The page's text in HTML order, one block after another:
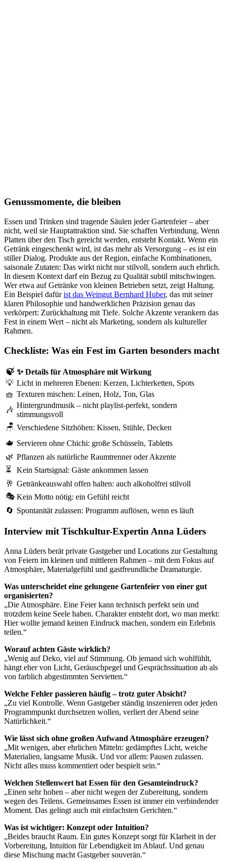
Genussmomente, die bleiben
Essen und Trinken sind tragende Säulen jeder Gartenfeier – aber
nicht, weil sie Hauptattraktion sind. Sie schaffen Verbindung. Wenn
Platten über den Tisch gereicht werden, entsteht Kontakt. Wenn ein
Getränk eingeschenkt wird, ist das mehr als Versorgung – es ist ein
stiller Dialog. Produkte aus der Region, einfache Kombinationen,
saisonale Zutaten: Das wirkt nicht nur stilvoll, sondern auch ehrlich.
In diesem Kontext darf ein Bezug zu Qualität subtil mitschwingen.
Wer etwa auf Getränke von kleinen Betrieben setzt, zeigt Haltung.
Ein Beispiel dafürist das Weingut Bernhard Huber, das mit seiner
klaren Philosophie und handwerklichen Präzision genau das
verkörpert: Zurückhaltung mit Tiefe. Solche Akzente verankern das
Fest in einem Wert – nicht als Marketing, sondern als kultureller
Rahmen.
Checkliste: Was ein Fest im Garten besonders macht
🍃 ✨ Details für Atmosphäre mit Wirkung
💡 Licht in mehreren Ebenen: Kerzen, Lichterketten, Spots
🧺 Texturen mischen: Leinen, Holz, Ton, Glas
🎶
Hintergrundmusik – nicht playlist-perfekt, sondern
stimmungsvoll
🪑 Verschiedene Sitzhöhen: Kissen, Stühle, Decken
🫖 Servieren ohne Chichi: große Schüsseln, Tabletts
🌿 Pflanzen als natürliche Raumtrenner oder Akzente
⏳
Kein Startsignal: Gäste ankommen lassen
🥂 Getränkeauswahl offen halten: auch alkoholfrei stilvoll
🎭 Kein Motto nötig: ein Gefühl reicht
🔄 Spontanität zulassen: Programm auflösen, wenn es läuft
Interview mit Tischkultur-Expertin Anna Lüders
Anna Lüders berät private Gastgeber und Locations zur Gestaltung
von Feiern im kleinen und mittleren Rahmen – mit dem Fokus auf
Atmosphäre, Materialgefühl und gastfreundliche Dramaturgie.
Was unterscheidet eine gelungene Gartenfeier von einer gut
organisierten?
„Die Atmosphäre. Eine Feier kann technisch perfekt sein und
trotzdem keine Seele haben. Charakter entsteht dort, wo man merkt:
Hier wollte jemand keinen Eindruck machen, sondern ein Erlebnis
teilen.“
Worauf achten Gäste wirklich?
„Wenig auf Deko, viel auf Stimmung. Ob jemand sich wohlfühlt,
hängt eher von Licht, Geräuschpegel und Gesprächssituation ab als
von farblich abgestimmten Servietten.“
Welche Fehler passieren häufig – trotz guter Absicht?
„Zu viel Kontrolle. Wenn Gastgeber ständig inszenieren oder jeden
Programmpunkt durchsetzen wollen, verliert der Abend seine
Natürlichkeit.“
Wie lässt sich ohne großen Aufwand Atmosphäre erzeugen?
„Mit wenigen, aber ehrlichen Mitteln: gedämpftes Licht, weiche
Materialien, langsame Musik. Und vor allem: Pausen zulassen.
Nicht alles muss kommentiert oder bespielt sein.“
Welchen Stellenwert hat Essen für den Gesamteindruck?
„Einen sehr hohen – aber nicht wegen der Zubereitung, sondern
wegen des Teilens. Gemeinsames Essen ist immer ein verbindender
Moment. Das gelingt auch mit einfachsten Gerichten.“
Was ist wichtiger: Konzept oder Intuition?
„Beides braucht Raum. Ein gutes Konzept sorgt für Klarheit in der
Vorbereitung, Intuition für Lebendigkeit im Ablauf. Und genau
diese Mischung macht Gastgeber souverän.“